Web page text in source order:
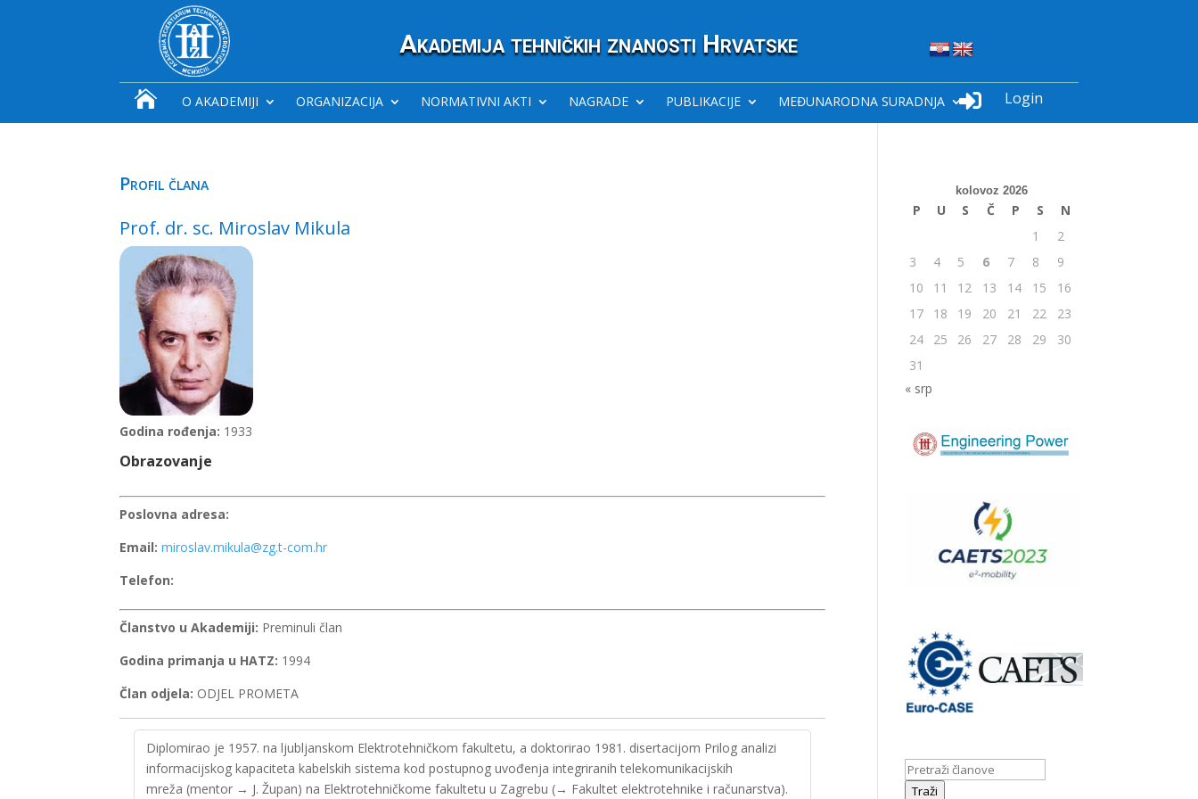
Akademija tehničkih znanosti Hrvatske
 O AKADEMIJI ORGANIZACIJA NORMATIVNI AKTI NAGRADE PUBLIKACIJE MEĐUNARODNA SURADNJA  Login
Profil člana
Prof. dr. sc. Miroslav Mikula
Godina rođenja: 1933
Obrazovanje
Poslovna adresa:
Email: miroslav.mikula@zg.t-com.hr
Telefon:
Članstvo u Akademiji: Preminuli član
Godina primanja u HATZ: 1994
Član odjela: ODJEL PROMETA
Diplomirao je 1957. na ljubljanskom Elektrotehničkom fakultetu, a doktorirao 1981. disertacijom Prilog analizi
informacijskog kapaciteta kabelskih sistema kod postupnog uvođenja integriranih telekomunikacijskih
mreža (mentor → J. Župan) na Elektrotehničkome fakultetu u Zagrebu (→ Fakultet elektrotehnike i računarstva).
kolovoz 2026
P U S Č P S
N
1
2
3
4 5 6 7 8
9
10
11 12 13 14 15
16
17
18 19 20 21 22
23
24
25 26 27 28 29
30
31
« srp
Traži